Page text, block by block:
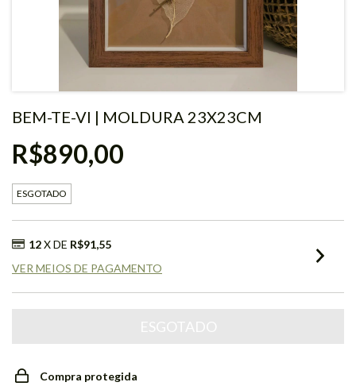
BEM-TE-VI | MOLDURA 23X23CM
R$890,00
ESGOTADO
12X DE R$91,55
VER MEIOS DE PAGAMENTO
Compra protegida